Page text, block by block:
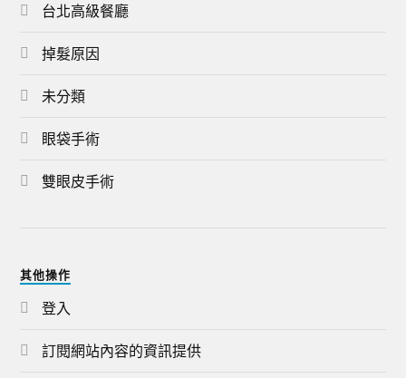
台北高級餐廳
掉髮原因
未分類
眼袋手術
雙眼皮手術
其他操作
登入
訂閱網站內容的資訊提供